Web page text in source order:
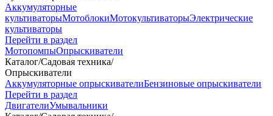
Аккумуляторные
культиваторыМотоблокиМотокультиваторыЭлектрические
культиваторы
Перейти в раздел
МотопомпыОпрыскиватели
Каталог/Садовая техника/
Опрыскиватели
Аккумуляторные опрыскивателиБензиновые опрыскиватели
Перейти в раздел
ДвигателиУмывальники